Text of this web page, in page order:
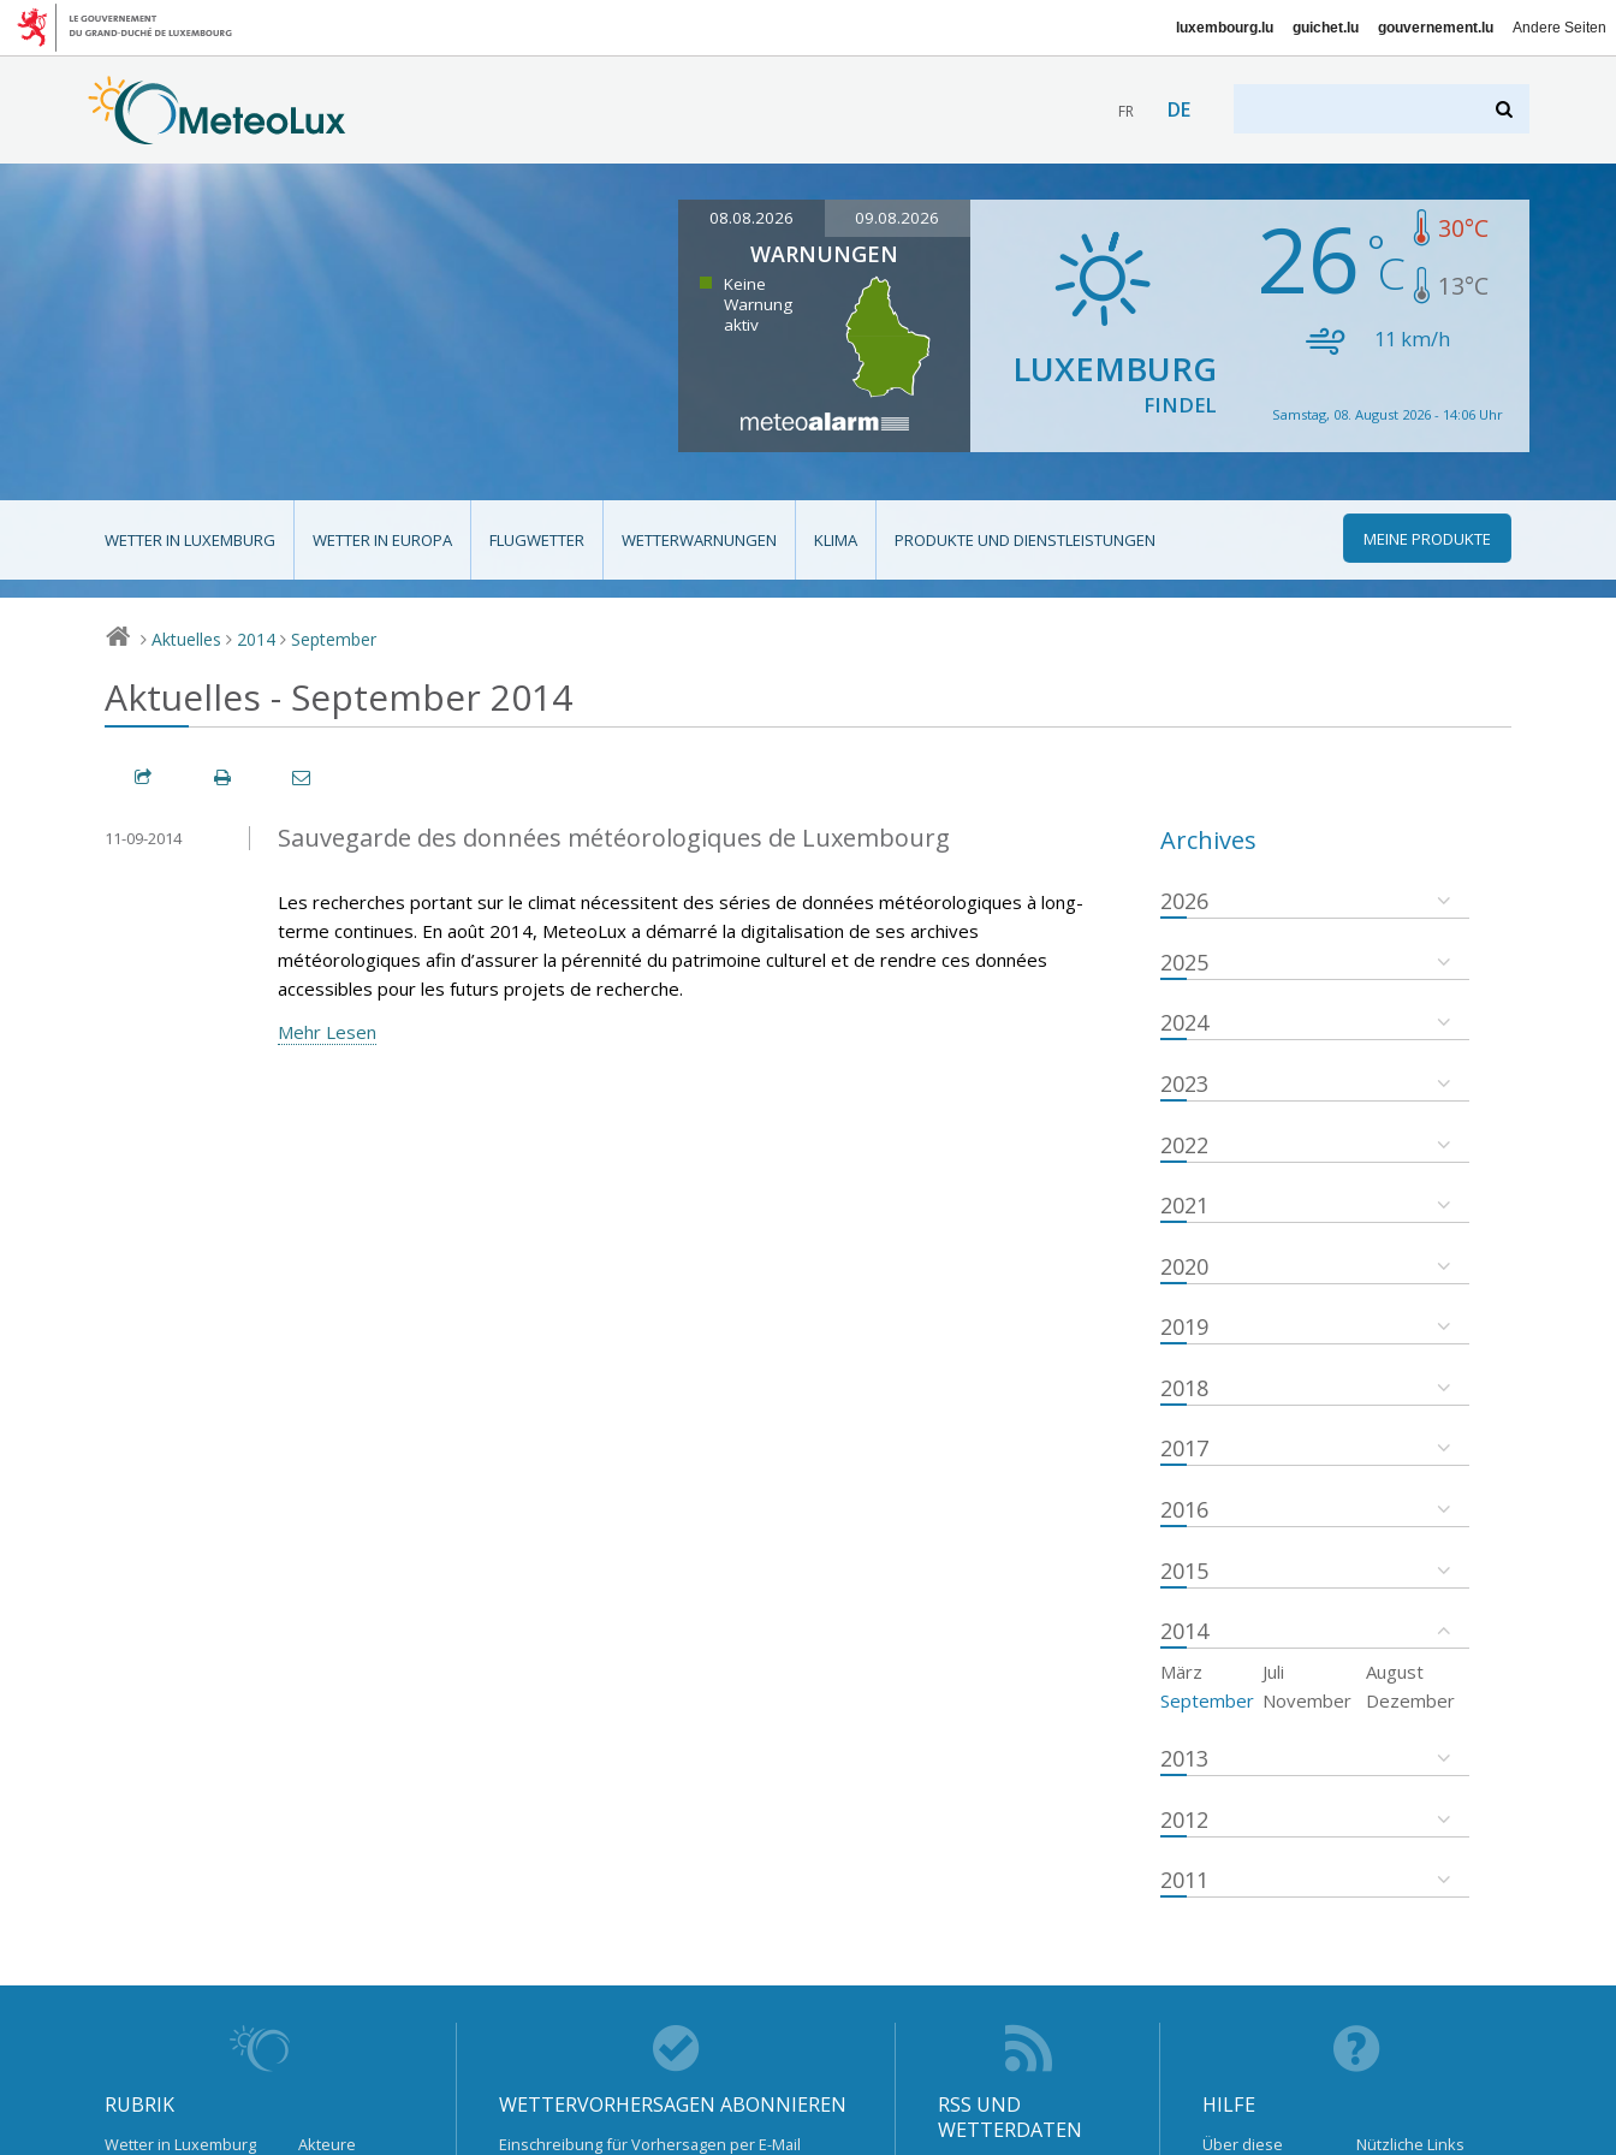
luxembourg.lu guichet.lu gouvernement.lu Andere Seiten
FR DE
08.08.2026 09.08.2026
WARNUNGEN
Keine
Warnung
aktiv
LUXEMBURG
FINDEL
26 30°C
13°C
11 km/h
Samstag, 08. August 2026 - 14:06 Uhr
WETTER IN LUXEMBURG WETTER IN EUROPA FLUGWETTER WETTERWARNUNGEN KLIMA PRODUKTE UND DIENSTLEISTUNGEN MEINE PRODUKTE
> Aktuelles > 2014 > September
Aktuelles - September 2014
Sauvegarde des données météorologiques de Luxembourg
11-09-2014
Les recherches portant sur le climat nécessitent des séries de données météorologiques à long-
terme continues. En août 2014, MeteoLux a démarré la digitalisation de ses archives
météorologiques afin d’assurer la pérennité du patrimoine culturel et de rendre ces données
accessibles pour les futurs projets de recherche.
Mehr Lesen
Archives
2026
2025
2024
2023
2022
2021
2020
2019
2018
2017
2016
2015
2014
März Juli
August
September November Dezember
2013
2012
2011
RUBRIK
Wetter in Luxemburg Akteure
WETTERVORHERSAGEN ABONNIEREN
Einschreibung für Vorhersagen per E-Mail
RSS UND
WETTERDATEN
HILFE
Über diese Nützliche Links